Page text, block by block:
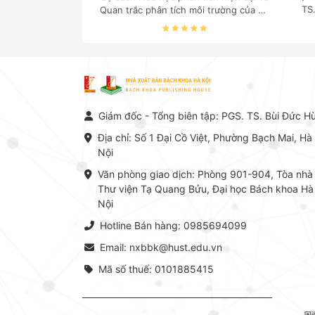
Quan trắc phân tích môi trường của Cố
Giáo sư, Tiến sĩ Phạm Luận là một
Hóa học phân tích tại Việt Nam hiện
nay. Bộ sách mang đến một hệ thống
-> Kỹ thuật thực hành -> Ứng dụng
Hà Nội ấn hành cả hai phiên bản sách
Giám đốc - Tổng biên tập: PGS. TS. Bùi Đức
Địa chỉ: Số 1 Đại Cồ Việt, Phường Bạch Mai, Hà
Nội
Văn phòng giao dịch: Phòng 901-904, Tòa nhà
Thư viện Tạ Quang Bửu, Đại học Bách khoa Hà
Nội
Hotline Bán hàng: 0985694099
Email: nxbbk@hust.edu.vn
Mã số thuế: 0101885415